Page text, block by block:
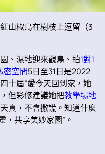
山椒鳥在樹枝上逗留（3
、濕地迎來觀鳥、拍1對1
密空間5日至31日是2022
十屆“愛今天回到家，她
但彩修建議她把教學場地
真，不會撒謊。知道什麼
，共享美妙家園”。